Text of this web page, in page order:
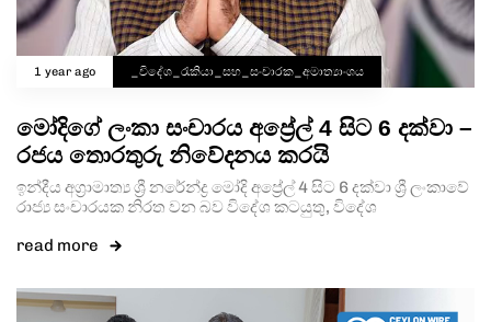
1 year ago _විදේශ_රැකියා_සහ_සංචාරක_අමාත්‍යාංශය
මෝදිගේ ලංකා සංචාරය අප්‍රේල් 4 සිට 6 දක්වා –
රජය තොරතුරු නිවේදනය කරයි
ඉන්දීය අග්‍රාමාත්‍ය ශ්‍රී නරේන්ද්‍ර මෝදි අප්‍රේල් 4 සිට 6 දක්වා ශ්‍රී ලංකාවේ
රාජ්‍ය සංචාරයක නිරත වන බව විදේශ කටයුතු, විදේශ
read more